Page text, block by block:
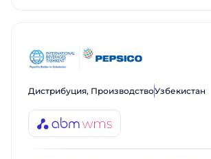
Дистрибуция, ПроизводствоУзбекистан